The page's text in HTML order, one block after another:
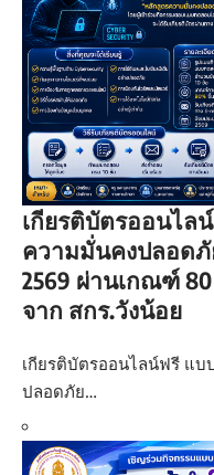
เกียรติบัตรออนไ
ความมั่นคงปลอดภั
2569 ผ่านเกณฑ์
จาก สกร.วังน้อย
เกียรติบัตรออนไลน์ฟรี แ
ปลอดภัย…